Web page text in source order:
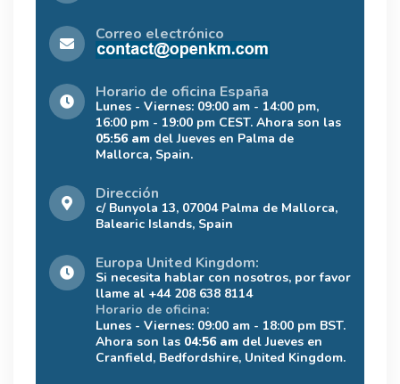
Correo electrónico
Horario de oficina España
Lunes - Viernes: 09:00 am - 14:00 pm,
16:00 pm - 19:00 pm CEST. Ahora son las
05:56 am del Jueves en Palma de
Mallorca, Spain.
Dirección
c/ Bunyola 13, 07004 Palma de Mallorca,
Balearic Islands, Spain
Europa United Kingdom:
Si necesita hablar con nosotros, por favor
llame al +44 208 638 8114
Horario de oficina:
Lunes - Viernes: 09:00 am - 18:00 pm BST.
Ahora son las 04:56 am del Jueves en
Cranfield, Bedfordshire, United Kingdom.